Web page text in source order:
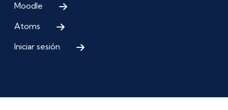
Moodle
Atoms
Iniciar sesión